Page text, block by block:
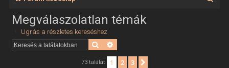
Megválaszolatlan témák
Ugrás a részletes kereséshez
Keresés
73 találat 1 2 3